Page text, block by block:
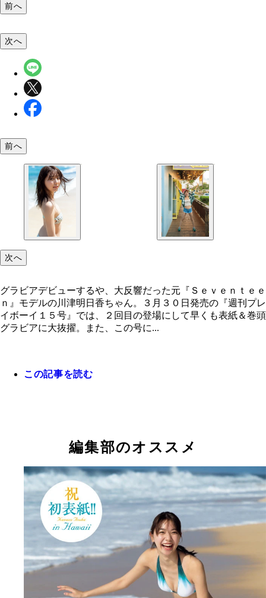
前へ
次へ
前へ
次へ
グラビアデビューするや、大反響だった元『Ｓｅｖｅｎｔｅｅ
ｎ』モデルの川津明日香ちゃん。３月３０日発売の『週刊プレ
イボーイ１５号』では、２回目の登場にして早くも表紙＆巻頭
グラビアに大抜擢。また、この号に...
この記事を読む
編集部のオススメ